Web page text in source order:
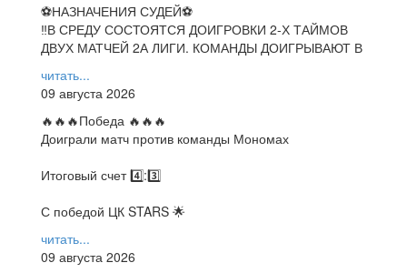
⚽НАЗНАЧЕНИЯ СУДЕЙ⚽
‼В СРЕДУ СОСТОЯТСЯ ДОИГРОВКИ 2-Х ТАЙМОВ
ДВУХ МАТЧЕЙ 2А ЛИГИ. КОМАНДЫ ДОИГРЫВАЮТ В
читать...
09 августа 2026
🔥🔥🔥Победа 🔥🔥🔥
Доиграли матч против команды Мономах
Итоговый счет 4️⃣:3️⃣
С победой ЦК STARS 🌟
читать...
09 августа 2026